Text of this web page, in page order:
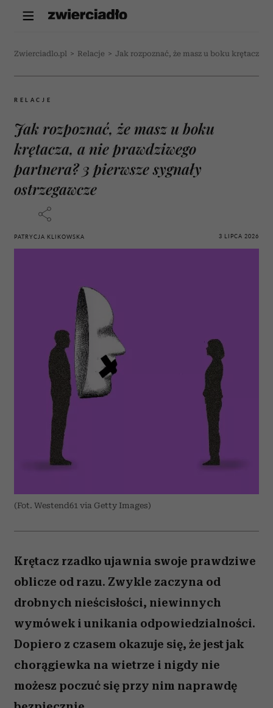
Zwierciadlo.pl > Relacje > Jak rozpoznać, że masz u boku krętacza,
RELACJE
Jak rozpoznać, że masz u boku
krętacza, a nie prawdziwego
partnera? 3 pierwsze sygnały
ostrzegawcze
PATRYCJA KLIKOWSKA 3 LIPCA 2026
(Fot. Westend61 via Getty Images)
Krętacz rzadko ujawnia swoje prawdziwe
oblicze od razu. Zwykle zaczyna od
drobnych nieścisłości, niewinnych
wymówek i unikania odpowiedzialności.
Dopiero z czasem okazuje się, że jest jak
chorągiewka na wietrze i nigdy nie
możesz poczuć się przy nim naprawdę